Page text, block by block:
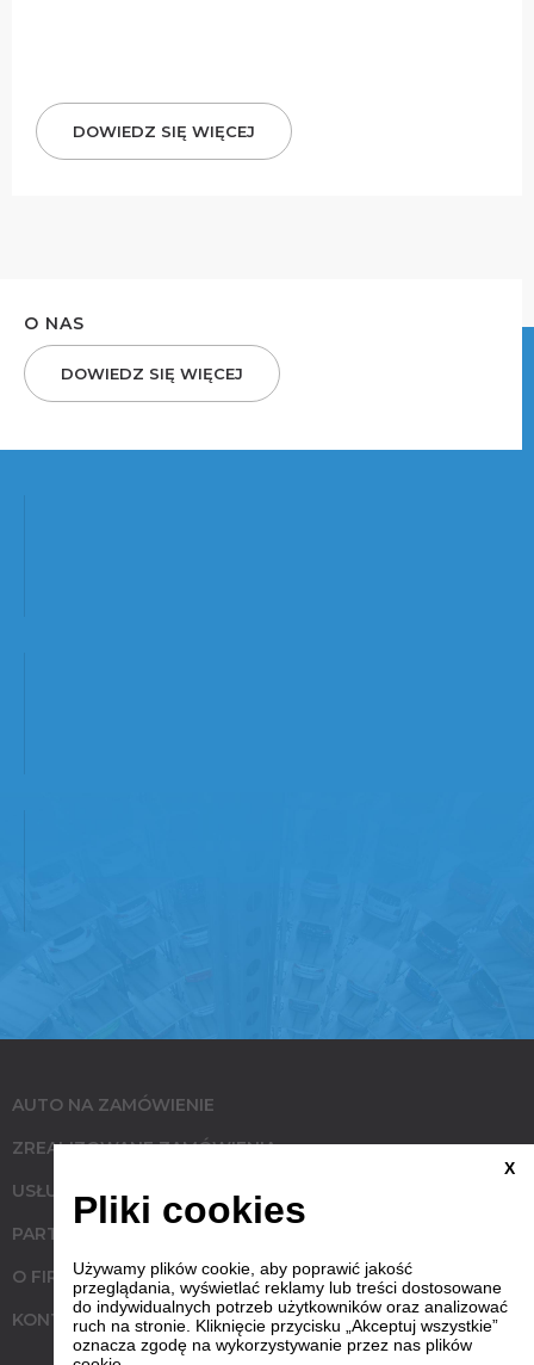
DOWIEDZ SIĘ WIĘCEJ
O NAS
DOWIEDZ SIĘ WIĘCEJ
AUTO NA ZAMÓWIENIE
ZREALIZOWANE ZAMÓWIENIA
USŁUGI
PARTNERZY
O FIRMIE
KONTAKT
X
Pliki cookies
Używamy plików cookie, aby poprawić jakość
przeglądania, wyświetlać reklamy lub treści dostosowane
do indywidualnych potrzeb użytkowników oraz analizować
ruch na stronie. Kliknięcie przycisku „Akceptuj wszystkie”
oznacza zgodę na wykorzystywanie przez nas plików